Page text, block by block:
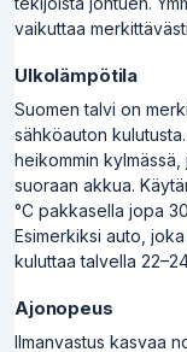
vaikuttaa
Ulkolämpötila
Suomen talvi on
sähköauton
heikommin kylmässä,
suoraan akkua.
°C pakkasella jopa
Esimerkiksi auto,
kuluttaa talvella
Ajonopeus
Ilmanvastus kasvaa